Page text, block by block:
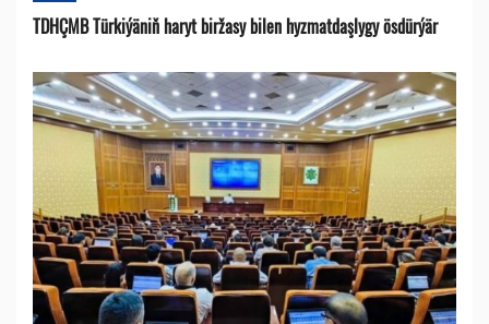
TDHÇMB Türkiýäniň haryt biržasy bilen hyzmatdaşlygy ösdürýär